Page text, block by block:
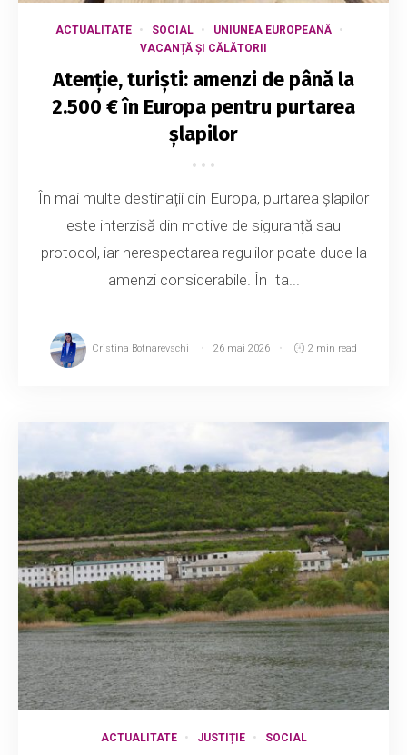
ACTUALITATE SOCIAL
UNIUNEA EUROPEANĂ
VACANȚĂ ȘI CĂLĂTORII
Atenție, turiști: amenzi de până la
2.500 € în Europa pentru purtarea
șlapilor
În mai multe destinații din Europa, purtarea șlapilor
este interzisă din motive de siguranță sau
protocol, iar nerespectarea regulilor poate duce la
amenzi considerabile. În Ita...
Cristina Botnarevschi 26 mai 2026 2 min read
ACTUALITATE JUSTIȚIE SOCIAL